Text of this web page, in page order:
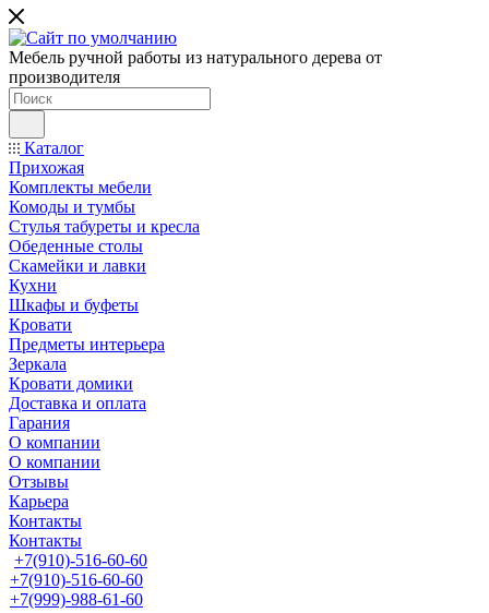
Мебель ручной работы из натурального дерева от
производителя
Каталог
Прихожая
Комплекты мебели
Комоды и тумбы
Стулья табуреты и кресла
Обеденные столы
Скамейки и лавки
Кухни
Шкафы и буфеты
Кровати
Предметы интерьера
Зеркала
Кровати домики
Доставка и оплата
Гарания
О компании
О компании
Отзывы
Карьера
Контакты
Контакты
+7(910)-516-60-60
+7(910)-516-60-60
+7(999)-988-61-60